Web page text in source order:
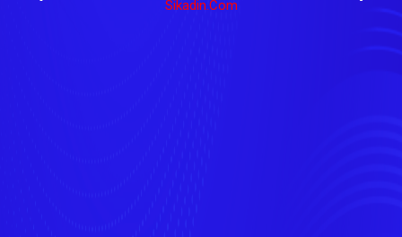
Sikadin.com